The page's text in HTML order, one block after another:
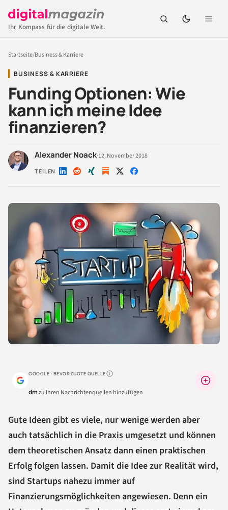
Ihr Kompass für die digitale Welt.
Startseite/Business & Karriere
BUSINESS & KARRIERE
Funding Optionen: Wie
kann ich meine Idee
finanzieren?
Alexander Noack·12. November 2018
TEILEN Auf Auf Auf Auf Auf
GOOGLE · BEVORZUGTE QUELLEWarum lohnt sich das?
dmzu Ihren Nachrichtenquellen hinzufügen
Gute Ideen gibt es viele, nur wenige werden aber
auch tatsächlich in die Praxis umgesetzt und können
dem theoretischen Ansatz dann einen praktischen
Erfolg folgen lassen. Damit die Idee zur Realität wird,
sind Startups nahezu immer auf
Finanzierungsmöglichkeiten angewiesen. Denn ein